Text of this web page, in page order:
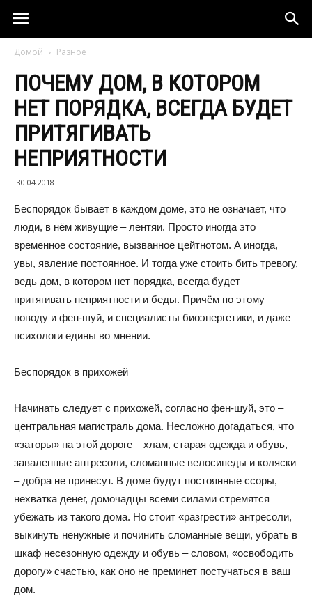
Домой Разное
ПОЧЕМУ ДОМ, В КОТОРОМ
НЕТ ПОРЯДКА, ВСЕГДА БУДЕТ
ПРИТЯГИВАТЬ
НЕПРИЯТНОСТИ
30.04.2018
Беспорядок бывает в каждом доме, это не означает, что
люди, в нём живущие – лентяи. Просто иногда это
временное состояние, вызванное цейтнотом. А иногда,
увы, явление постоянное. И тогда уже стоить бить тревогу,
ведь дом, в котором нет порядка, всегда будет
притягивать неприятности и беды. Причём по этому
поводу и фен-шуй, и специалисты биоэнергетики, и даже
психологи едины во мнении.
Беспорядок в прихожей
Начинать следует с прихожей, согласно фен-шуй, это –
центральная магистраль дома. Несложно догадаться, что
«заторы» на этой дороге – хлам, старая одежда и обувь,
заваленные антресоли, сломанные велосипеды и коляски
– добра не принесут. В доме будут постоянные ссоры,
нехватка денег, домочадцы всеми силами стремятся
убежать из такого дома. Но стоит «разгрести» антресоли,
выкинуть ненужные и починить сломанные вещи, убрать в
шкаф несезонную одежду и обувь – словом, «освободить
дорогу» счастью, как оно не преминет постучаться в ваш
дом.